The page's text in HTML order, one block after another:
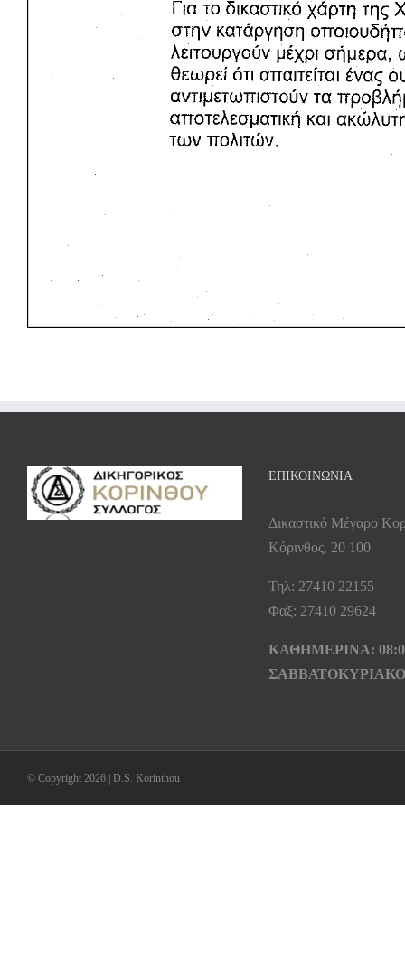
ΕΠΙΚΟΙΝΩΝΙΑ
Δικαστικό Μέγαρο
Κόρινθος, 20 100
Τηλ: 27410 22155
Φαξ: 27410 29624
ΚΑΘΗΜΕΡΙΝΑ:
© Copyright 2026 | D.S. Korinthou